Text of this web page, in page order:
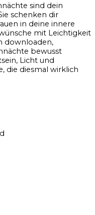
sind dein
schenken dir
in deine innere
mit Leichtigkeit
downloaden,
bewusst
Licht und
die diesmal wirklich